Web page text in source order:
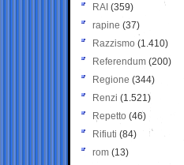
RAI (359)
rapine (37)
Razzismo (1.410)
Referendum (200)
Regione (344)
Renzi (1.521)
Repetto (46)
Rifiuti (84)
rom (13)